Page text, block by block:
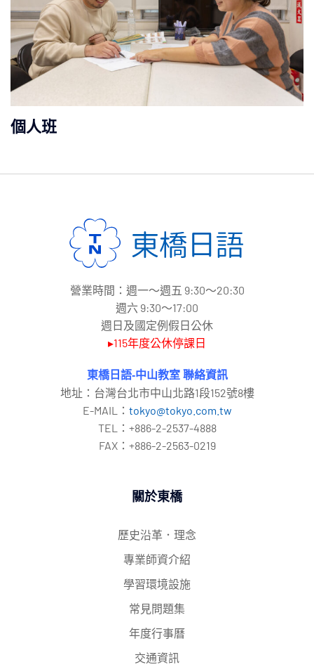
個人班
營業時間：週一～週五 9:30～20:30
週六 9:30～17:00
週日及國定例假日公休
▸115年度公休停課日
東橋日語-中山教室 聯絡資訊
地址：台灣台北市中山北路1段152號8樓
E-MAIL： tokyo@tokyo.com.tw
TEL：+886-2-2537-4888
FAX：+886-2-2563-0219
關於東橋
歷史沿革．理念
專業師資介紹
學習環境設施
常見問題集
年度行事曆
交通資訊